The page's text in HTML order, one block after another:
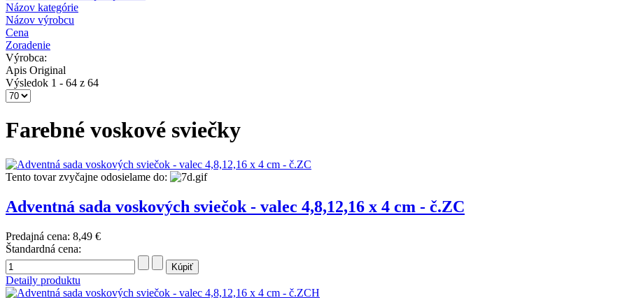
Názov kategórie
Názov výrobcu
Cena
Zoradenie
Výrobca:
Apis Original
Výsledok 1 - 64 z 64
Farebné voskové sviečky
Tento tovar zvyčajne odosielame do:
Adventná sada voskových sviečok - valec 4,8,12,16 x 4 cm - č.ZC
Predajná cena: 8,49 €
Štandardná cena:
Detaily produktu